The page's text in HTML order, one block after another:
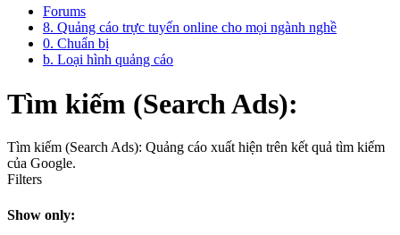
Forums
8. Quảng cáo trực tuyến online cho mọi ngành nghề
0. Chuẩn bị
b. Loại hình quảng cáo
Tìm kiếm (Search Ads):
Tìm kiếm (Search Ads): Quảng cáo xuất hiện trên kết quả tìm kiếm
của Google.
Filters
Show only: